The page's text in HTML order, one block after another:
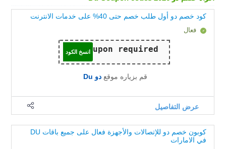
كود خصم دو أول طلب خصم حتى 40% على خدمات الانترنت
فعال
انسخ الكود
قم بزياره موقعدو Du
عرض التفاصيل
كوبون خصم دو للإتصالات والأجهزة فعال على جميع باقات DU
في الامارات